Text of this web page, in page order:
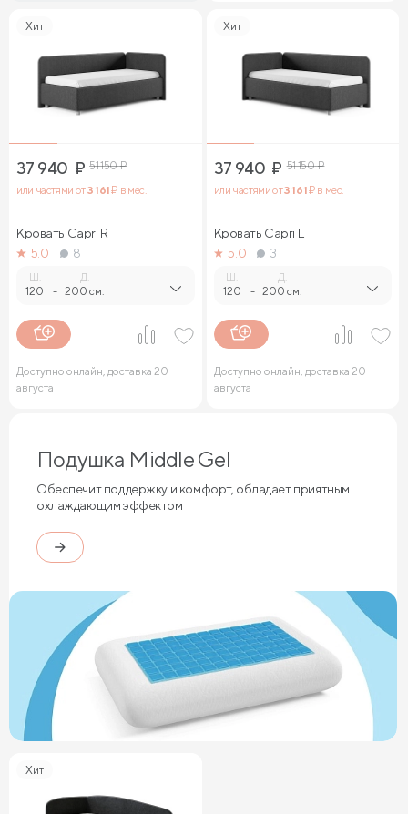
Хит
37 940 ₽ 51 150₽
или частями от3 161₽ в мес.
Кровать Capri R
5.0
8
120 -
Д.
200 см.
Доступно онлайн, доставка 20
августа
Хит
37 940 ₽ 51 150₽
или частями от3 161₽ в мес.
Кровать Capri L
5.0
3
120 -
Д.
200 см.
Доступно онлайн, доставка 20
августа
Подушка Middle Gel
Обеспечит поддержку и комфорт, обладает приятным
охлаждающим эффектом
Хит